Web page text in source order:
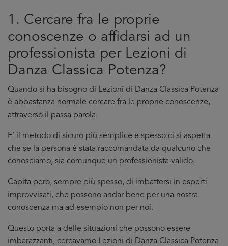
1. Cercare fra le proprie
conoscenze o affidarsi ad un
professionista per Lezioni di
Danza Classica Potenza?
Quando si ha bisogno di Lezioni di Danza Classica Potenza
è abbastanza normale cercare fra le proprie conoscenze,
attraverso il passa parola.
E’ il metodo di sicuro più semplice e spesso ci si aspetta
che se la persona è stata raccomandata da qualcuno che
conosciamo, sia comunque un professionista valido.
Capita pero, sempre più spesso, di imbattersi in esperti
improvvisati, che possono andar bene per una nostra
conoscenza ma ad esempio non per noi.
Questo porta a delle situazioni che possono essere
imbarazzanti, cercavamo Lezioni di Danza Classica Potenza